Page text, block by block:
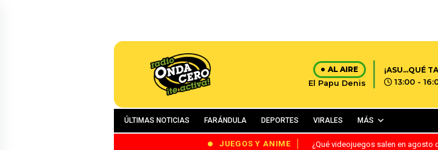
AL AIRE
El Papu Denis
¡ASU...QUÉ
13:00 -
ÚLTIMAS NOTICIAS FARÁNDULA DEPORTES VIRALES MÁS
JUEGOS Y ANIME ¿Qué videojuegos salen en